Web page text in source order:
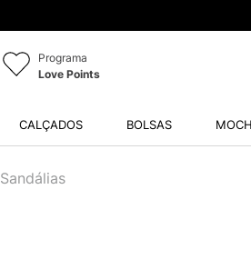
Programa
Love Points
CALÇADOS BOLSAS
Sandálias